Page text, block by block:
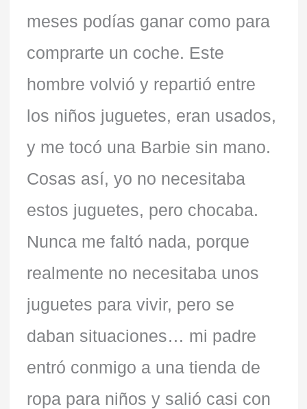
meses podías ganar como para
comprarte un coche. Este
hombre volvió y repartió entre
los niños juguetes, eran usados,
y me tocó una Barbie sin mano.
Cosas así, yo no necesitaba
estos juguetes, pero chocaba.
Nunca me faltó nada, porque
realmente no necesitaba unos
juguetes para vivir, pero se
daban situaciones… mi padre
entró conmigo a una tienda de
ropa para niños y salió casi con